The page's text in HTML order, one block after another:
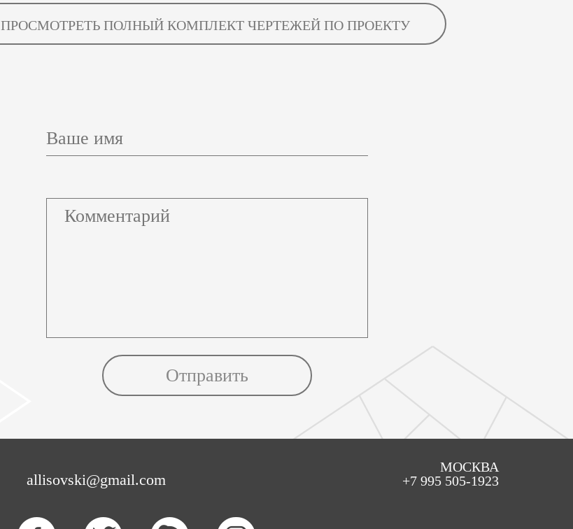
ПРОСМОТРЕТЬ ПОЛНЫЙ КОМПЛЕКТ ЧЕРТЕЖЕЙ ПО ПРОЕКТУ
Ваше имя
allisovski@gmail.com
МОСКВА
+7 995 505-1923